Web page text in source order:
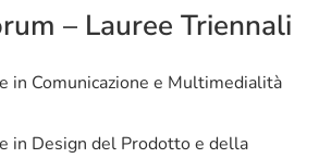
– Lauree Triennali
in Comunicazione e Multimedialità
in Design del Prodotto e della